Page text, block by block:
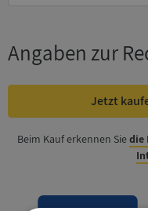
Angaben zur
Jetzt
Beim Kauf erkennen Siedie